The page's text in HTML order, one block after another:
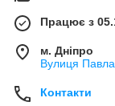
Працює з
м. Дніпро
Вулиця
Контакти